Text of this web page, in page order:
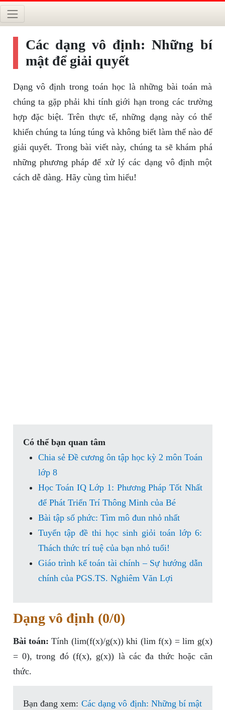
Các dạng vô định: Những bí
mật để giải quyết
Dạng vô định trong toán học là những bài toán mà
chúng ta gặp phải khi tính giới hạn trong các trường
hợp đặc biệt. Trên thực tế, những dạng này có thể
khiến chúng ta lúng túng và không biết làm thế nào để
giải quyết. Trong bài viết này, chúng ta sẽ khám phá
những phương pháp để xử lý các dạng vô định một
cách dễ dàng. Hãy cùng tìm hiểu!
Có thể bạn quan tâm
Chia sẻ Đề cương ôn tập học kỳ 2 môn Toán
lớp 8
Học Toán IQ Lớp 1: Phương Pháp Tốt Nhất
để Phát Triển Trí Thông Minh của Bé
Bài tập số phức: Tìm mô đun nhỏ nhất
Tuyển tập đề thi học sinh giỏi toán lớp 6:
Thách thức trí tuệ của bạn nhỏ tuổi!
Giáo trình kế toán tài chính – Sự hướng dẫn
chính của PGS.TS. Nghiêm Văn Lợi
Dạng vô định (0/0)
Bài toán: Tính (lim(f(x)/g(x)) khi (lim f(x) = lim g(x)
= 0), trong đó (f(x), g(x)) là các đa thức hoặc căn
thức.
Bạn đang xem: Các dạng vô định: Những bí mật